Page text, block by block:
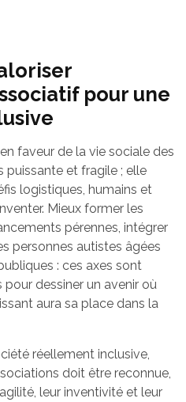
pour une
faveur de la vie sociale des
puissante et fragile ; elle
logistiques, humains et
Mieux former les
pérennes, intégrer
personnes autistes âgées
: ces axes sont
pour dessiner un avenir où
aura sa place dans la
réellement inclusive,
doit être reconnue,
leur inventivité et leur